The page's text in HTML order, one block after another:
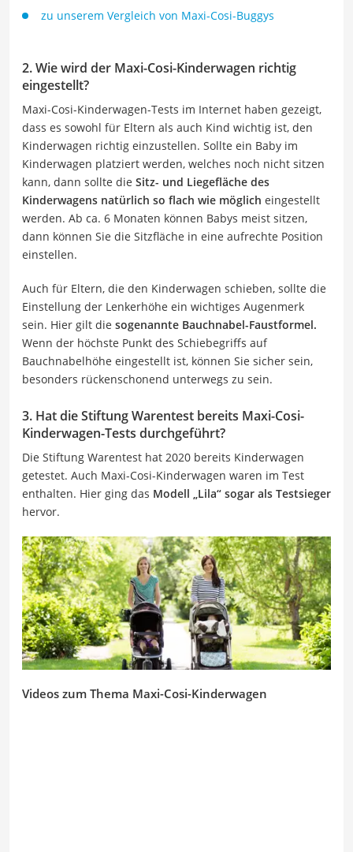
zu unserem Vergleich von Maxi-Cosi-Buggys
2. Wie wird der Maxi-Cosi-Kinderwagen richtig
eingestellt?
Maxi-Cosi-Kinderwagen-Tests im Internet haben gezeigt,
dass es sowohl für Eltern als auch Kind wichtig ist, den
Kinderwagen richtig einzustellen. Sollte ein Baby im
Kinderwagen platziert werden, welches noch nicht sitzen
kann, dann sollte die Sitz- und Liegefläche des
Kinderwagens natürlich so flach wie möglich eingestellt
werden. Ab ca. 6 Monaten können Babys meist sitzen,
dann können Sie die Sitzfläche in eine aufrechte Position
einstellen.
Auch für Eltern, die den Kinderwagen schieben, sollte die
Einstellung der Lenkerhöhe ein wichtiges Augenmerk
sein. Hier gilt die sogenannte Bauchnabel-Faustformel.
Wenn der höchste Punkt des Schiebegriffs auf
Bauchnabelhöhe eingestellt ist, können Sie sicher sein,
besonders rückenschonend unterwegs zu sein.
3. Hat die Stiftung Warentest bereits Maxi-Cosi-
Kinderwagen-Tests durchgeführt?
Die Stiftung Warentest hat 2020 bereits Kinderwagen
getestet. Auch Maxi-Cosi-Kinderwagen waren im Test
enthalten. Hier ging das Modell „Lila“ sogar als Testsieger
hervor.
Videos zum Thema Maxi-Cosi-Kinderwagen